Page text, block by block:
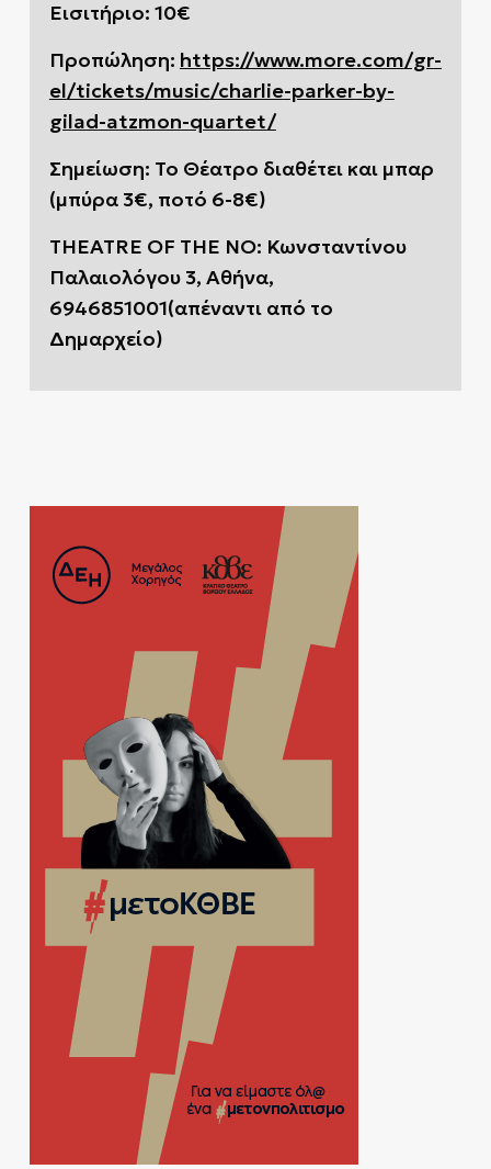
Εισιτήριο: 10€
Προπώληση: https://www.more.com/gr-
el/tickets/music/charlie-parker-by-
gilad-atzmon-quartet/
Σημείωση: Το Θέατρο διαθέτει και μπαρ
(μπύρα 3€, ποτό 6-8€)
THEATRE OF THE NO: Κωνσταντίνου
Παλαιολόγου 3, Αθήνα,
6946851001(απέναντι από το
Δημαρχείο)